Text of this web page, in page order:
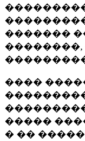
�������
����
�����
� ��